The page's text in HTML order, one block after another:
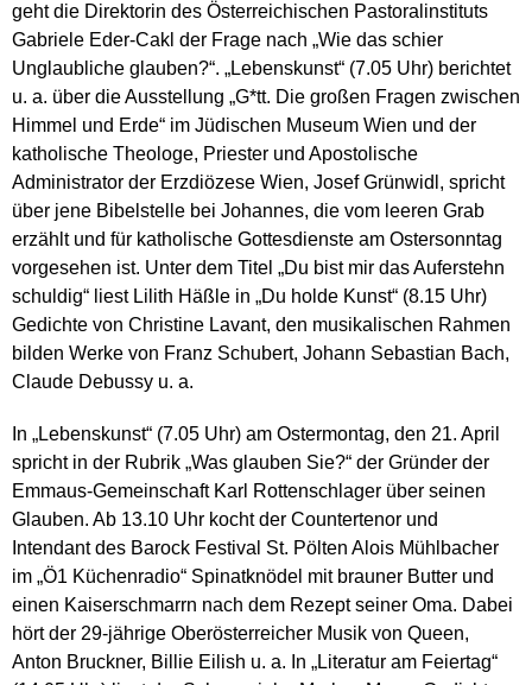
geht die Direktorin des Österreichischen Pastoralinstituts
Gabriele Eder-Cakl der Frage nach „Wie das schier
Unglaubliche glauben?“. „Lebenskunst“ (7.05 Uhr) berichtet
u. a. über die Ausstellung „G*tt. Die großen Fragen zwischen
Himmel und Erde“ im Jüdischen Museum Wien und der
katholische Theologe, Priester und Apostolische
Administrator der Erzdiözese Wien, Josef Grünwidl, spricht
über jene Bibelstelle bei Johannes, die vom leeren Grab
erzählt und für katholische Gottesdienste am Ostersonntag
vorgesehen ist. Unter dem Titel „Du bist mir das Auferstehn
schuldig“ liest Lilith Häßle in „Du holde Kunst“ (8.15 Uhr)
Gedichte von Christine Lavant, den musikalischen Rahmen
bilden Werke von Franz Schubert, Johann Sebastian Bach,
Claude Debussy u. a.
In „Lebenskunst“ (7.05 Uhr) am Ostermontag, den 21. April
spricht in der Rubrik „Was glauben Sie?“ der Gründer der
Emmaus-Gemeinschaft Karl Rottenschlager über seinen
Glauben. Ab 13.10 Uhr kocht der Countertenor und
Intendant des Barock Festival St. Pölten Alois Mühlbacher
im „Ö1 Küchenradio“ Spinatknödel mit brauner Butter und
einen Kaiserschmarrn nach dem Rezept seiner Oma. Dabei
hört der 29-jährige Oberösterreicher Musik von Queen,
Anton Bruckner, Billie Eilish u. a. In „Literatur am Feiertag“